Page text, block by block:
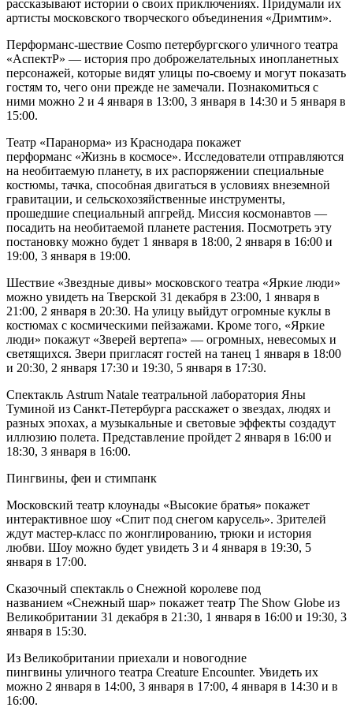
рассказывают истории о своих приключениях. Придумали их
артисты московского творческого объединения «Дримтим».
Перформанс-шествие Cosmo петербургского уличного театра
«АспектР» — история про доброжелательных инопланетных
персонажей, которые видят улицы по-своему и могут показать
гостям то, чего они прежде не замечали. Познакомиться с
ними можно 2 и 4 января в 13:00, 3 января в 14:30 и 5 января в
15:00.
Театр «Паранорма» из Краснодара покажет
перформанс «Жизнь в космосе». Исследователи отправляются
на необитаемую планету, в их распоряжении специальные
костюмы, тачка, способная двигаться в условиях внеземной
гравитации, и сельскохозяйственные инструменты,
прошедшие специальный апгрейд. Миссия космонавтов —
посадить на необитаемой планете растения. Посмотреть эту
постановку можно будет 1 января в 18:00, 2 января в 16:00 и
19:00, 3 января в 19:00.
Шествие «Звездные дивы» московского театра «Яркие люди»
можно увидеть на Тверской 31 декабря в 23:00, 1 января в
21:00, 2 января в 20:30. На улицу выйдут огромные куклы в
костюмах с космическими пейзажами. Кроме того, «Яркие
люди» покажут «Зверей вертепа» — огромных, невесомых и
светящихся. Звери пригласят гостей на танец 1 января в 18:00
и 20:30, 2 января 17:30 и 19:30, 5 января в 17:30.
Спектакль Astrum Natale театральной лаборатория Яны
Туминой из Санкт-Петербурга расскажет о звездах, людях и
разных эпохах, а музыкальные и световые эффекты создадут
иллюзию полета. Представление пройдет 2 января в 16:00 и
18:30, 3 января в 16:00.
Пингвины, феи и стимпанк
Московский театр клоунады «Высокие братья» покажет
интерактивное шоу «Спит под снегом карусель». Зрителей
ждут мастер-класс по жонглированию, трюки и история
любви. Шоу можно будет увидеть 3 и 4 января в 19:30, 5
января в 17:00.
Сказочный спектакль о Снежной королеве под
названием «Снежный шар» покажет театр The Show Globe из
Великобритании 31 декабря в 21:30, 1 января в 16:00 и 19:30, 3
января в 15:30.
Из Великобритании приехали и новогодние
пингвины уличного театра Creature Encounter. Увидеть их
можно 2 января в 14:00, 3 января в 17:00, 4 января в 14:30 и в
16:00.